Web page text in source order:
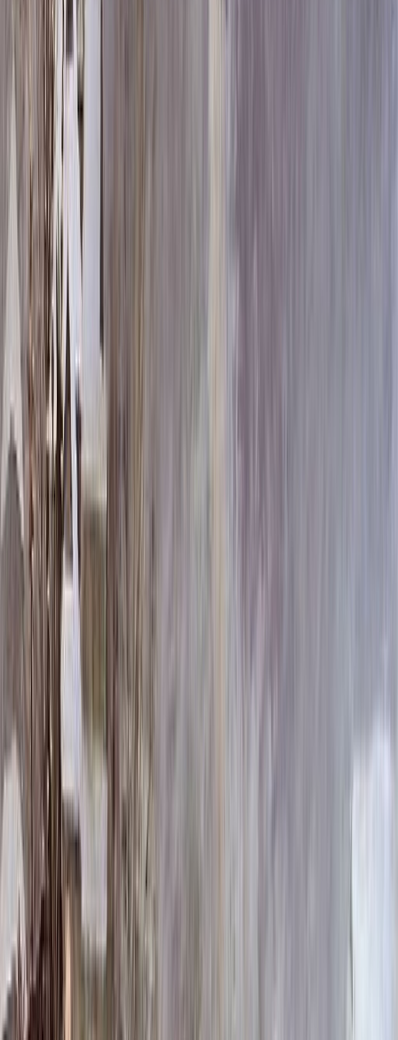
Памятник ММ2315-3
Выбор атрибутов
Материалы
Размеры стелы и тумбы гориз.
Размеры стелы и тумбы гориз.
60x80x5 12x90x15
65 652 ₽
70x100x5 12x110x15
87 048 ₽
60x80x8 15x90x20
97 404 ₽
60x80x10 15x90x20
109 500 ₽
80x120x5 12x130x15
110 964 ₽
70x100x8 15x110x20
130 140 ₽
70x100x10 15x110x20
147 780 ₽
80x120x8 15x130x20
166 908 ₽
80x120x10 15x130x20
191 100 ₽
223 320 ₽
100x140x10 15x150x20
258 600 ₽
100x140x12 20x150x20
312 780 ₽
Выбор цветника
18 720 ₽
100 x 60 x 10
23 920 ₽
100 x 70 x 5
100 x 70 x 8
19 440 ₽
24 840 ₽